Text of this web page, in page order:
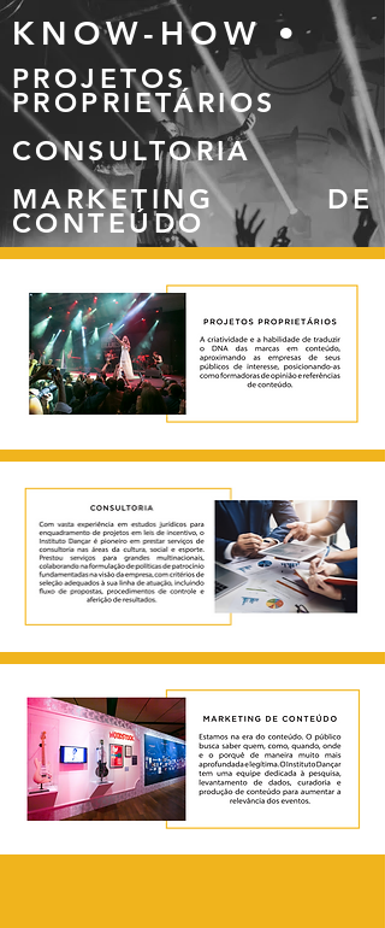
KNOW-HOW •
PROJETOS
PROPRIETÁRIOS
CONSULTORIA
MARKETING DE
CONTEÚDO